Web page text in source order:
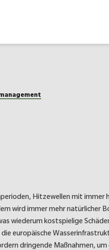
Hitzewellen mit
wird immer mehr
wiederum kostspielige
europäische
dringende Maßnahmen,